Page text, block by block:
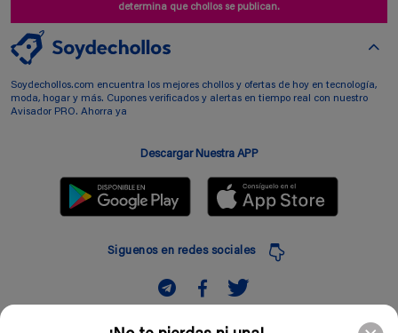
determina que chollos se publican.
Soydechollos.com encuentra los mejores chollos y ofertas de hoy en tecnología,
moda, hogar y más. Cupones verificados y alertas en tiempo real con nuestro
Avisador PRO. Ahorra ya
Descargar Nuestra APP
Siguenos en redes sociales
Suscribir